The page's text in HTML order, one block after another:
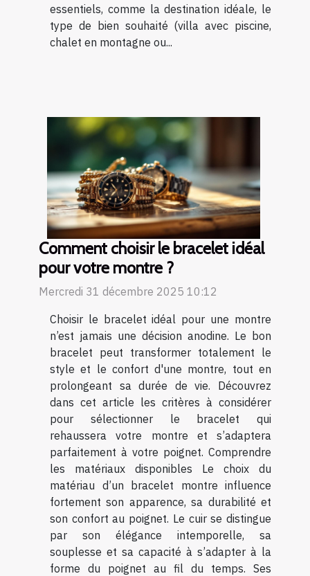
essentiels, comme la destination idéale, le
type de bien souhaité (villa avec piscine,
chalet en montagne ou...
Comment choisir le bracelet idéal
pour votre montre ?
Mercredi 31 décembre 2025 10:12
Choisir le bracelet idéal pour une montre
n’est jamais une décision anodine. Le bon
bracelet peut transformer totalement le
style et le confort d'une montre, tout en
prolongeant sa durée de vie. Découvrez
dans cet article les critères à considérer
pour sélectionner le bracelet qui
rehaussera votre montre et s’adaptera
parfaitement à votre poignet. Comprendre
les matériaux disponibles Le choix du
matériau d’un bracelet montre influence
fortement son apparence, sa durabilité et
son confort au poignet. Le cuir se distingue
par son élégance intemporelle, sa
souplesse et sa capacité à s’adapter à la
forme du poignet au fil du temps. Ses